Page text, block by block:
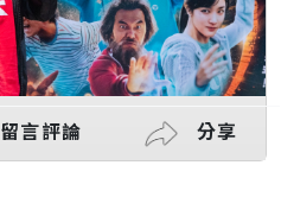
留言評論 分享